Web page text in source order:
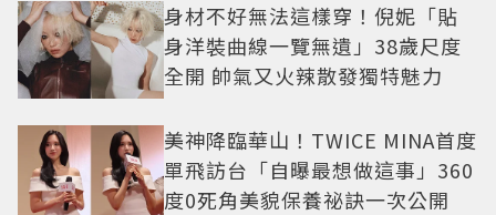
身材不好無法這樣穿！倪妮「貼
身洋裝曲線一覽無遺」38歲尺度
全開 帥氣又火辣散發獨特魅力
美神降臨華山！TWICE MINA首度
單飛訪台「自曝最想做這事」360
度0死角美貌保養祕訣一次公開